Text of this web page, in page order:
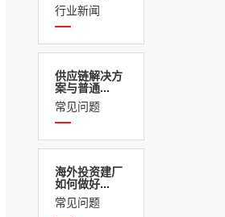
行业新闻
供应链解决方
案与普通...
常见问题
海外投资建厂
如何做好...
常见问题